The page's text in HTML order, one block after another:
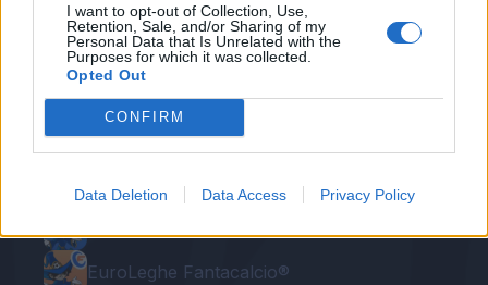
I want to opt-out of Collection, Use,
Retention, Sale, and/or Sharing of my
Personal Data that Is Unrelated with the
Purposes for which it was collected.
Opted Out
CONFIRM
Data Deletion Data Access Privacy Policy
Le nostre app
Fantacalcio® Serie A Enilive
EuroLeghe Fantacalcio®